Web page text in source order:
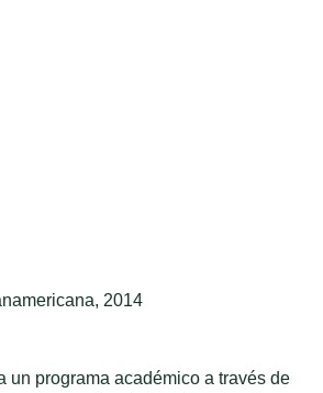
2014
un programa académico a través de